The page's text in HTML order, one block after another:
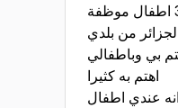
من بلدي
بي وباطفالي
اهتم به كثيرا